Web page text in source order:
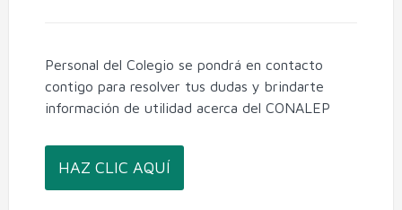
Personal del Colegio se pondrá en contacto
contigo para resolver tus dudas y brindarte
información de utilidad acerca del CONALEP
HAZ CLIC AQUÍ